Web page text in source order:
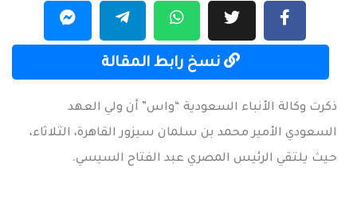
نسخ رابط المقالة
ذكرت وكالة الأنباء السعودية “واس” أن ولي العهد
السعودي الأمير محمد بن سلمان سيزور القاهرة، الثلاثاء،
حيث يلتقي الرئيس المصري عبد الفتاح السيسي.